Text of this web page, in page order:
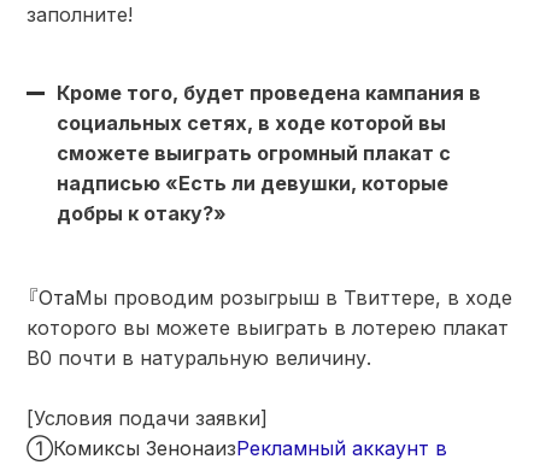
заполните!
Кроме того, будет проведена кампания в
социальных сетях, в ходе которой вы
сможете выиграть огромный плакат с
надписью «Есть ли девушки, которые
добры к отаку?»
『ОтаМы проводим розыгрыш в Твиттере, в ходе
которого вы можете выиграть в лотерею плакат
B0 почти в натуральную величину.
[Условия подачи заявки]
①Комиксы ЗенонаизРекламный аккаунт в